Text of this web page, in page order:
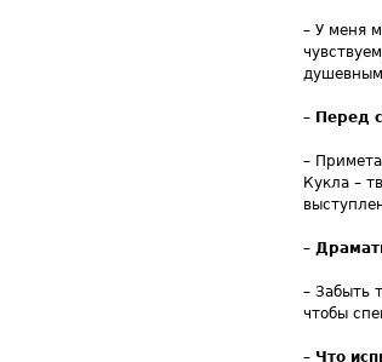
– У меня
– Перед
–
Кукла –
–
– Забыть
чтобы
– Что